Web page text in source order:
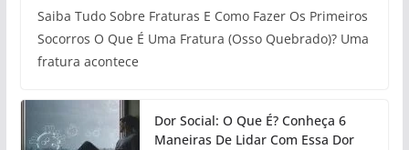
Saiba Tudo Sobre Fraturas E Como Fazer Os Primeiros
Socorros O Que É Uma Fratura (Osso Quebrado)? Uma
fratura acontece
Dor Social: O Que É? Conheça 6
Maneiras De Lidar Com Essa Dor